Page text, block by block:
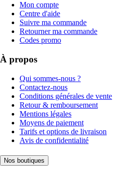
Mon compte
Centre d'aide
Suivre ma commande
Retourner ma commande
Codes promo
À propos
Qui sommes-nous ?
Contactez-nous
Conditions générales de vente
Retour & remboursement
Mentions légales
Moyens de paiement
Tarifs et options de livraison
Avis de confidentialité
Nos boutiques